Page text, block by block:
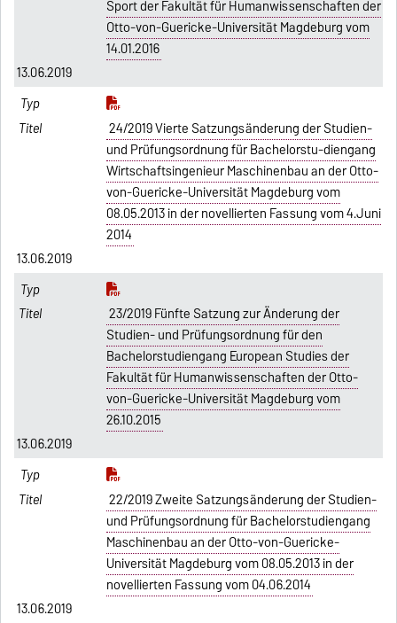
Sport der Fakultät für Humanwissenschaften der
Otto-von-Guericke-Universität Magdeburg vom
14.01.2016
13.06.2019
24/2019 Vierte Satzungsänderung der Studien-
und Prüfungsordnung für Bachelorstu-diengang
Wirtschaftsingenieur Maschinenbau an der Otto-
von-Guericke-Universität Magdeburg vom
08.05.2013 in der novellierten Fassung vom 4.Juni
2014
13.06.2019
23/2019 Fünfte Satzung zur Änderung der
Studien- und Prüfungsordnung für den
Bachelorstudiengang European Studies der
Fakultät für Humanwissenschaften der Otto-
von-Guericke-Universität Magdeburg vom
26.10.2015
13.06.2019
22/2019 Zweite Satzungsänderung der Studien-
und Prüfungsordnung für Bachelorstudiengang
Maschinenbau an der Otto-von-Guericke-
Universität Magdeburg vom 08.05.2013 in der
novellierten Fassung vom 04.06.2014
13.06.2019